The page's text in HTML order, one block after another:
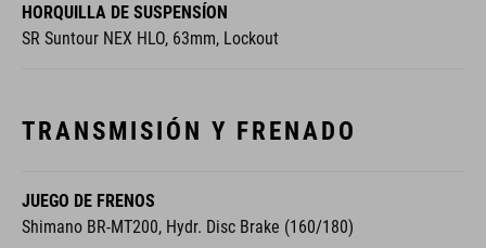
HORQUILLA DE SUSPENSÍON
SR Suntour NEX HLO, 63mm, Lockout
TRANSMISIÓN Y FRENADO
JUEGO DE FRENOS
Shimano BR-MT200, Hydr. Disc Brake (160/180)